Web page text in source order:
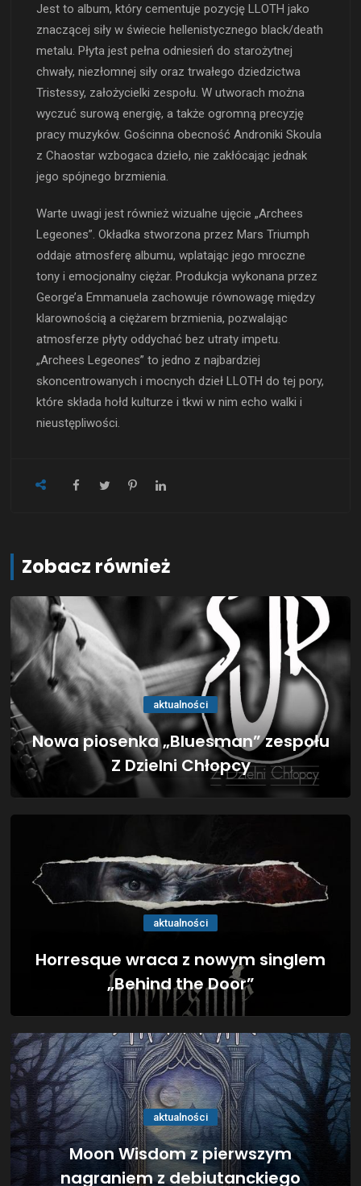
Jest to album, który cementuje pozycję LLOTH jako
znaczącej siły w świecie hellenistycznego black/death
metalu. Płyta jest pełna odniesień do starożytnej
chwały, niezłomnej siły oraz trwałego dziedzictwa
Tristessy, założycielki zespołu. W utworach można
wyczuć surową energię, a także ogromną precyzję
pracy muzyków. Gościnna obecność Androniki Skoula
z Chaostar wzbogaca dzieło, nie zakłócając jednak
jego spójnego brzmienia.
Warte uwagi jest również wizualne ujęcie „Archees
Legeones”. Okładka stworzona przez Mars Triumph
oddaje atmosferę albumu, wplatając jego mroczne
tony i emocjonalny ciężar. Produkcja wykonana przez
George’a Emmanuela zachowuje równowagę między
klarownością a ciężarem brzmienia, pozwalając
atmosferze płyty oddychać bez utraty impetu.
„Archees Legeones” to jedno z najbardziej
skoncentrowanych i mocnych dzieł LLOTH do tej pory,
które składa hołd kulturze i tkwi w nim echo walki i
nieustępliwości.
Zobacz również
aktualności
Nowa piosenka „Bluesman” zespołu
Z Dzielni Chłopcy
aktualności
Horresque wraca z nowym singlem
„Behind the Door”
aktualności
Moon Wisdom z pierwszym
nagraniem z debiutanckiego